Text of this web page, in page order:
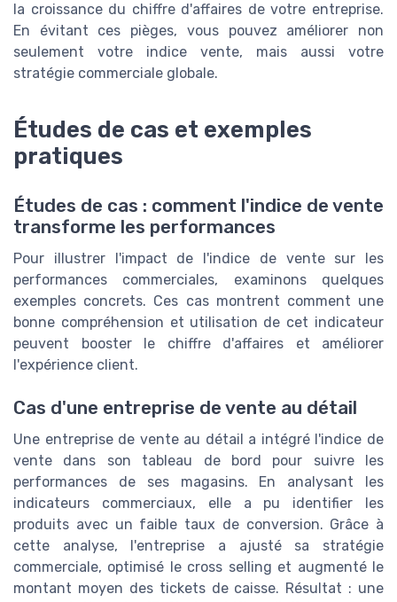
la croissance du chiffre d'affaires de votre entreprise.
En évitant ces pièges, vous pouvez améliorer non
seulement votre indice vente, mais aussi votre
stratégie commerciale globale.
Études de cas et exemples
pratiques
Études de cas : comment l'indice de vente
transforme les performances
Pour illustrer l'impact de l'indice de vente sur les
performances commerciales, examinons quelques
exemples concrets. Ces cas montrent comment une
bonne compréhension et utilisation de cet indicateur
peuvent booster le chiffre d'affaires et améliorer
l'expérience client.
Cas d'une entreprise de vente au détail
Une entreprise de vente au détail a intégré l'indice de
vente dans son tableau de bord pour suivre les
performances de ses magasins. En analysant les
indicateurs commerciaux, elle a pu identifier les
produits avec un faible taux de conversion. Grâce à
cette analyse, l'entreprise a ajusté sa stratégie
commerciale, optimisé le cross selling et augmenté le
montant moyen des tickets de caisse. Résultat : une